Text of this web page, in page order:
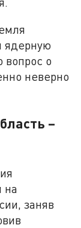
ядерную
вопрос о
неверно
–
на
заняв